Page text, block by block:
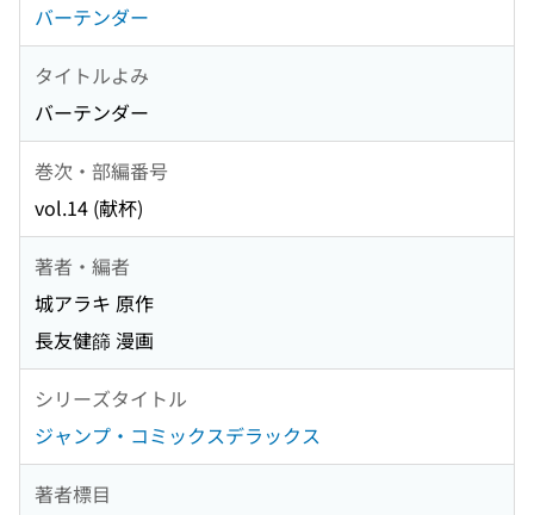
バーテンダー
タイトルよみ
バーテンダー
巻次・部編番号
vol.14 (献杯)
著者・編者
城アラキ 原作
長友健篩 漫画
シリーズタイトル
ジャンプ・コミックスデラックス
著者標目